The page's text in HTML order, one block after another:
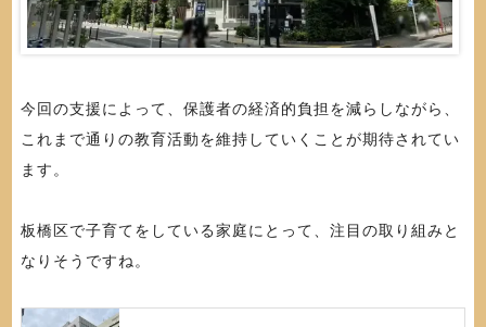
今回の支援によって、保護者の経済的負担を減らしながら、
これまで通りの教育活動を維持していくことが期待されてい
ます。
板橋区で子育てをしている家庭にとって、注目の取り組みと
なりそうですね。